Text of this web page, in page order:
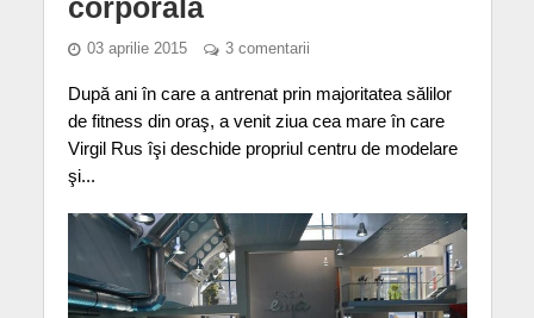
corporală
03 aprilie 2015 3 comentarii
După ani în care a antrenat prin majoritatea sălilor
de fitness din oraş, a venit ziua cea mare în care
Virgil Rus îşi deschide propriul centru de modelare
şi...